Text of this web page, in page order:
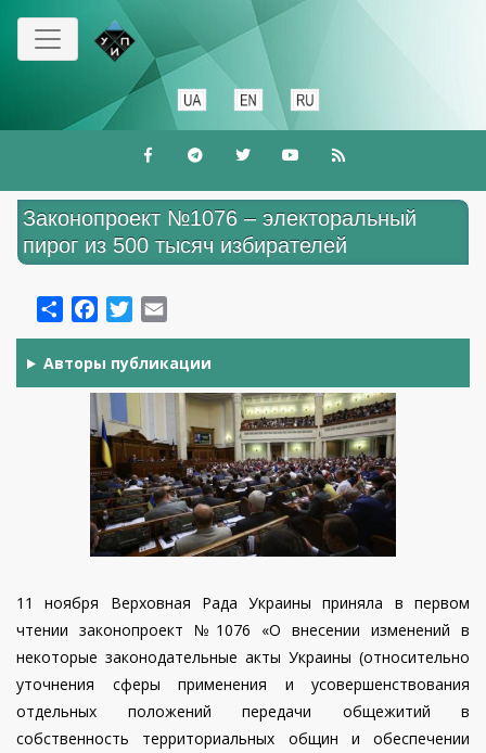
Skip
main
Законопроект №1076 – электоральный
пирог из 500 тысяч избирателей
ShareFacebookTwitter
Авторы публикации
11 ноября Верховная Рада Украины приняла в первом
чтении законопроект №1076 «О внесении изменений в
некоторые законодательные акты Украины (относительно
уточнения сферы применения и усовершенствования
отдельных положений передачи общежитий в
собственность территориальных общин и обеспечении